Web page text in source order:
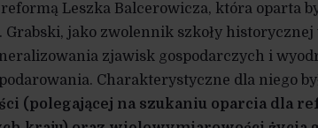
Leszka Balcerowicza, która oparta
Grabski, jako zwolennik szkoły
zjawisk gospodarczych i
Charakterystyczne dla niego
(polegającej na szukaniu oparcia dla